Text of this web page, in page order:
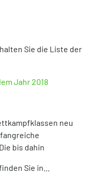
Sie die Liste der
Jahr 2018
neu
bis dahin
Sie in...